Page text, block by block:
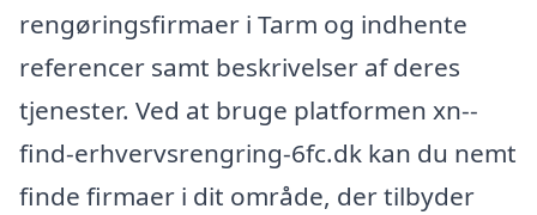
rengøringsfirmaer i Tarm og indhente
referencer samt beskrivelser af deres
tjenester. Ved at bruge platformen xn--
find-erhvervsrengring-6fc.dk kan du nemt
finde firmaer i dit område, der tilbyder